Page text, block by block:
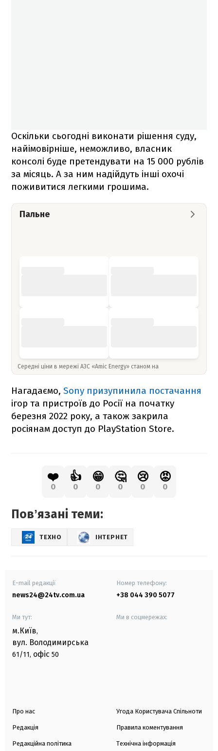
Оскільки сьогодні виконати рішення суду,
найімовірніше, неможливо, власник
консолі буде претендувати на 15 000 рублів
за місяць. А за ним надійдуть інші охочі
поживитися легкими грошима.
Пальне
Середні ціни в мережі АЗС «Amic Energy» станом на
Нагадаємо, Sony призупинила постачання
ігор та пристроїв до Росії на початку
березня 2022 року, а також закрила
росіянам доступ до PlayStation Store.
❤️
0
👍
0
😁
0
🤔
0
😢
0
😡
0
Повʼязані теми:
ТЕХНО ІНТЕРНЕТ
E-mail редакції
news24@24tv.com.ua
Номер телефону:
+38 044 390 5077
Ми тут:
м.Київ,
вул. Володимирська
61/11, офіс 50
Ми в соцмережах:
Про нас
Редакція
Редакційна політика
Угода Користувача Спільноти
Правила коментування
Технічна інформація